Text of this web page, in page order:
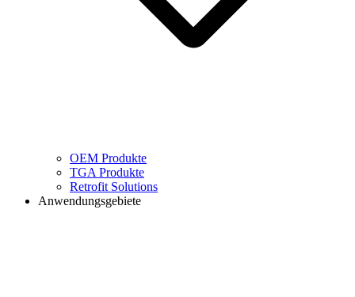
OEM Produkte
TGA Produkte
Retrofit Solutions
Anwendungsgebiete